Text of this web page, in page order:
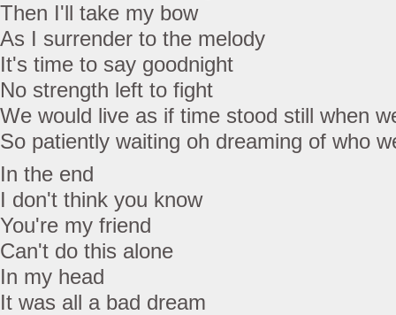
Then I'll take my bow
As I surrender to the melody
It's time to say goodnight
No strength left to fight
We would live as if time stood still when
So patiently waiting oh dreaming of who
In the end
I don't think you know
You're my friend
Can't do this alone
In my head
It was all a bad dream